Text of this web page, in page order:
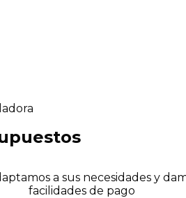
a sus necesidades y
facilidades de pago